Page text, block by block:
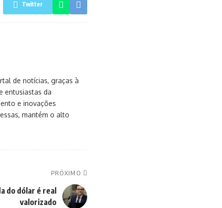
Twitter
de notícias, graças à
entusiastas da
e inovações
mantém o alto
PRÓXIMO
do dólar é real
valorizado